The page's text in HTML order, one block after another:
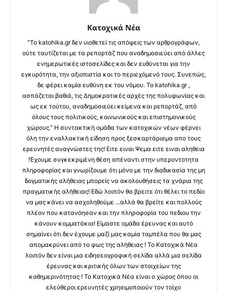
Κατοχικά Νέα
"Το katohika.gr δεν υιοθετεί τις απόψεις των αρθρογράφων,
ούτε ταυτίζεται με τα ρεπορτάζ που αναδημοσιεύει από άλλες
ενημερωτικές ιστοσελίδες και δεν ευθύνεται για την
εγκυρότητα, την αξιοπιστία και το περιεχόμενό τους. Συνεπώς,
δε φέρει καμία ευθύνη εκ του νόμου. Το katohika.gr ,
ασπάζεται βαθιά, τις Δημοκρατικές αρχές της πολυφωνίας και
ως εκ τούτου, αναδημοσιεύει κείμενα και ρεπορτάζ, από
όλους τους πολιτικούς, κοινωνικούς και επιστημονικούς
χώρους." Η συντακτική ομάδα των κατοχικών νέων φέρνει
όλη την εναλλακτική είδηση προς ξεσκαρτάρισμα απο τους
ερευνητές αναγνώστες της! Ειτε ειναι Ψεμα ειτε ειναι αληθεια
!Έχουμε συγκεκριμένη θέση απέναντι στην υπεροντοτητα
πληροφορίας και γνωρίζουμε ότι μόνο με την διαδικασία της μη
δογματικής αλήθειας μπορείς να ακολουθήσεις τα χνάρια της
πραγματικής αλήθειας! Εδώ λοιπόν θα βρειτε ότι θέλει το πεδίο
να μας κάνει να ασχοληθούμε ...αλλά θα βρείτε και πολλούς
πλέον που κατανόησαν και την πληροφορία του πεδιου την
κάνουν κομματάκια! Είμαστε ομάδα έρευνας και αυτό
σημαίνει ότι δεν έχουμε μαζί μας καμία ταμπέλα που θα μας
απομακρύνει από το φως της αλήθειας ! Το Κατοχικά Νέα
λοιπόν δεν είναι μια ειδησεογραφική σελίδα αλλά μια σελίδα
έρευνας και κριτικής όλων των στοιχείων της
καθημερινότητας ! Το Κατοχικά Νέα είναι ο χώρος όπου οι
ελεύθεροι ερευνητές χρησιμοποιούν τον τοίχο